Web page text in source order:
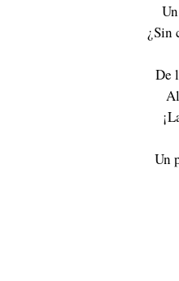
¿Sin
De
Un